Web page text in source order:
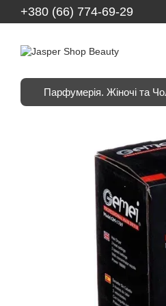
Перейти до основного контенту
+380 (66) 774-69-29
Парфумерія. Жіночі та